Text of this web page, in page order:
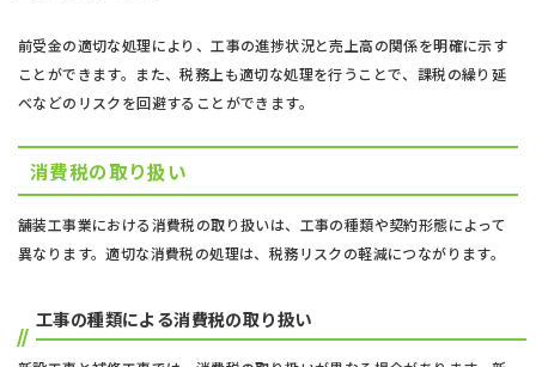
前受金の適切な処理により、工事の進捗状況と売上高の関係を明確に示す
ことができます。また、税務上も適切な処理を行うことで、課税の繰り延
べなどのリスクを回避することができます。
消費税の取り扱い
舗装工事業における消費税の取り扱いは、工事の種類や契約形態によって
異なります。適切な消費税の処理は、税務リスクの軽減につながります。
工事の種類による消費税の取り扱い